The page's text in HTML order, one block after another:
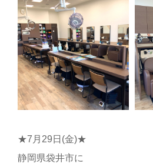
★7月29日(金)★
静岡県袋井市に